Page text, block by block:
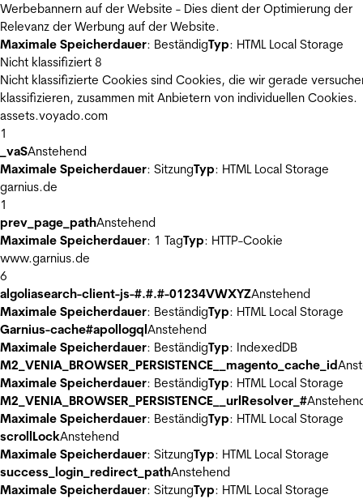
Werbebannern auf der Website - Dies dient der Optimierung der
Relevanz der Werbung auf der Website.
Maximale Speicherdauer: BeständigTyp: HTML Local Storage
Nicht klassifiziert 8
Nicht klassifizierte Cookies sind Cookies, die wir gerade
klassifizieren, zusammen mit Anbietern von individuellen Cookies.
assets.voyado.com
1
_vaSAnstehend
Maximale Speicherdauer: SitzungTyp: HTML Local Storage
garnius.de
1
prev_page_pathAnstehend
Maximale Speicherdauer: 1 TagTyp: HTTP-Cookie
www.garnius.de
6
algoliasearch-client-js-#.#.#-01234VWXYZAnstehend
Maximale Speicherdauer: BeständigTyp: HTML Local Storage
Garnius-cache#apollogqlAnstehend
Maximale Speicherdauer: BeständigTyp: IndexedDB
M2_VENIA_BROWSER_PERSISTENCE__magento_cache_id
Maximale Speicherdauer: BeständigTyp: HTML Local Storage
M2_VENIA_BROWSER_PERSISTENCE__urlResolver_#
Maximale Speicherdauer: BeständigTyp: HTML Local Storage
scrollLockAnstehend
Maximale Speicherdauer: SitzungTyp: HTML Local Storage
success_login_redirect_pathAnstehend
Maximale Speicherdauer: SitzungTyp: HTML Local Storage